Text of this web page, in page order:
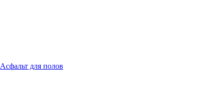
Асфальт для полов